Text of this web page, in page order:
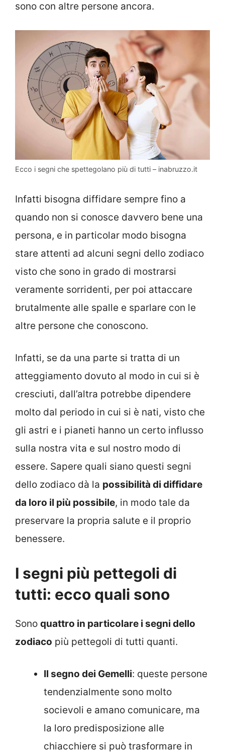
sono con altre persone ancora.
Ecco i segni che spettegolano più di tutti – inabruzzo.it
Infatti bisogna diffidare sempre fino a
quando non si conosce davvero bene una
persona, e in particolar modo bisogna
stare attenti ad alcuni segni dello zodiaco
visto che sono in grado di mostrarsi
veramente sorridenti, per poi attaccare
brutalmente alle spalle e sparlare con le
altre persone che conoscono.
Infatti, se da una parte si tratta di un
atteggiamento dovuto al modo in cui si è
cresciuti, dall’altra potrebbe dipendere
molto dal periodo in cui si è nati, visto che
gli astri e i pianeti hanno un certo influsso
sulla nostra vita e sul nostro modo di
essere. Sapere quali siano questi segni
dello zodiaco dà la possibilità di diffidare
da loro il più possibile, in modo tale da
preservare la propria salute e il proprio
benessere.
I segni più pettegoli di
tutti: ecco quali sono
Sono quattro in particolare i segni dello
zodiaco più pettegoli di tutti quanti.
Il segno dei Gemelli: queste persone
tendenzialmente sono molto
socievoli e amano comunicare, ma
la loro predisposizione alle
chiacchiere si può trasformare in